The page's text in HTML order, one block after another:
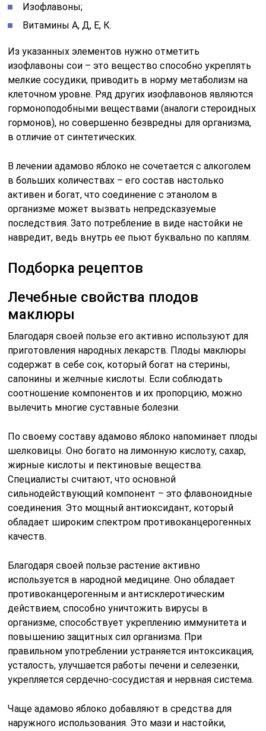
Изофлавоны;
Витамины А, Д, Е, К.
Из указанных элементов нужно отметить
изофлавоны сои – это вещество способно укреплять
мелкие сосудики, приводить в норму метаболизм на
клеточном уровне. Ряд других изофлавонов являются
гормоноподобными веществами (аналоги стероидных
гормонов), но совершенно безвредны для организма,
в отличие от синтетических.
В лечении адамово яблоко не сочетается с алкоголем
в больших количествах – его состав настолько
активен и богат, что соединение с этанолом в
организме может вызвать непредсказуемые
последствия. Зато потребление в виде настойки не
навредит, ведь внутрь ее пьют буквально по каплям.
Подборка рецептов
Лечебные свойства плодов
маклюры
Благодаря своей пользе его активно используют для
приготовления народных лекарств. Плоды маклюры
содержат в себе сок, который богат на стерины,
сапонины и желчные кислоты. Если соблюдать
соотношение компонентов и их пропорцию, можно
вылечить многие суставные болезни.
По своему составу адамово яблоко напоминает плоды
шелковицы. Оно богато на лимонную кислоту, сахар,
жирные кислоты и пектиновые вещества.
Специалисты считают, что основной
сильнодействующий компонент – это флавоноидные
соединения. Это мощный антиоксидант, который
обладает широким спектром противоканцерогенных
качеств.
Благодаря своей пользе растение активно
используется в народной медицине. Оно обладает
противоканцерогенным и антисклеротическим
действием, способно уничтожить вирусы в
организме, способствует укреплению иммунитета и
повышению защитных сил организма. При
правильном употреблении устраняется интоксикация,
усталость, улучшается работы печени и селезенки,
укрепляется сердечно-сосудистая и нервная система.
Чаще адамово яблоко добавляют в средства для
наружного использования. Это мази и настойки,